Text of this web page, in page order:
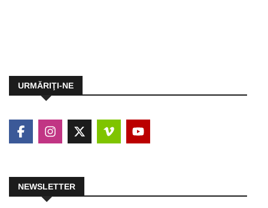
URMĂRIŢI-NE
NEWSLETTER